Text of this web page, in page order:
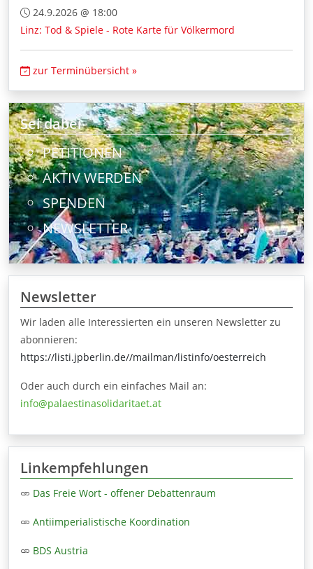
24.9.2026 @ 18:00
Linz: Tod & Spiele - Rote Karte für Völkermord
zur Terminübersicht »
Sei dabei
PETITIONEN
AKTIV WERDEN
SPENDEN
NEWSLETTER
Newsletter
Wir laden alle Interessierten ein unseren Newsletter zu
abonnieren:
https://listi.jpberlin.de//mailman/listinfo/oesterreich
Oder auch durch ein einfaches Mail an:
info@palaestinasolidaritaet.at
Linkempfehlungen
Das Freie Wort - offener Debattenraum
Antiimperialistische Koordination
BDS Austria